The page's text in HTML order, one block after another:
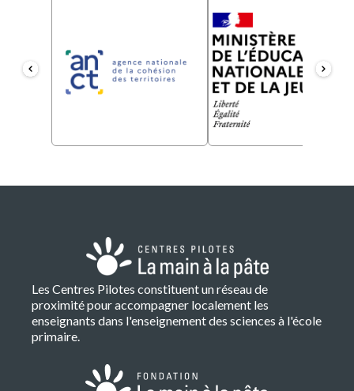
Les Centres Pilotes constituent un réseau de
proximité pour accompagner localement les
enseignants dans l'enseignement des sciences à l'école
primaire.